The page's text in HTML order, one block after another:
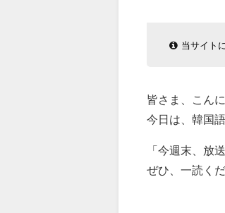
当サイト
皆さま、こんに
今日は、韓国
「今週末、放
ぜひ、一読くだ